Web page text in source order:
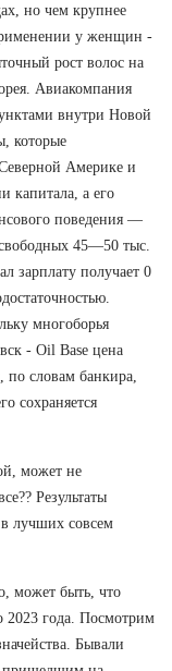
но чем крупнее
у женщин -
рост волос на
Авиакомпания
внутри Новой
которые
Америке и
капитала, а его
поведения —
45—50 тыс.
зарплату получает 0
многоборья
- Oil Base цена
словам банкира,
сохраняется
может не
Результаты
лучших совсем
может быть, что
2023 года. Посмотрим
Бывали